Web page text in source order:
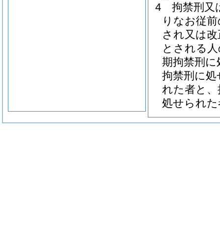
4
拘禁刑又
りなお従
され又は
とされる
期拘禁刑
拘禁刑に
れた者と
処せられ